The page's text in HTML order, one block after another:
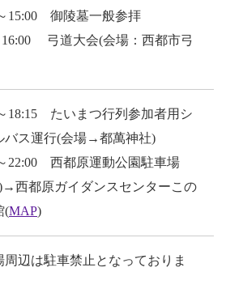
15:00 御陵墓一般参拝
16:00 弓道大会(会場：西都市弓
18:15 たいまつ行列参加者用シ
バス運行(会場→都萬神社)
22:00 西都原運動公園駐車場
西都原ガイダンスセンターこの
(MAP)
辺は駐車禁止となっておりま